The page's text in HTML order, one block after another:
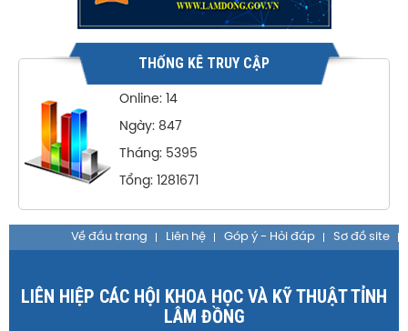
THỐNG KÊ TRUY CẬP
Online: 14
Ngày: 847
Tháng: 5395
Tổng: 1281671
Về đầu trang Liên hệ Góp ý - Hỏi đáp Sơ đồ site
LIÊN HIỆP CÁC HỘI KHOA HỌC VÀ KỸ THUẬT TỈNH
LÂM ĐỒNG